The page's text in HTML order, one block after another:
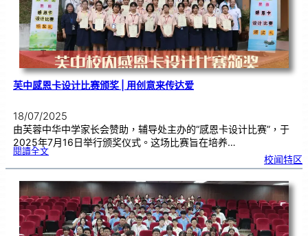
芙中感恩卡设计比赛颁奖 | 用创意来传达爱
18/07/2025
由芙蓉中华中学家长会赞助，辅导处主办的“感恩卡设计比赛”，于
2025年7月16日举行颁奖仪式。这场比赛旨在培养…
閱讀全文:芙
恩
设
计
赛
颁
奖
|用
创
意
传
校闻特区